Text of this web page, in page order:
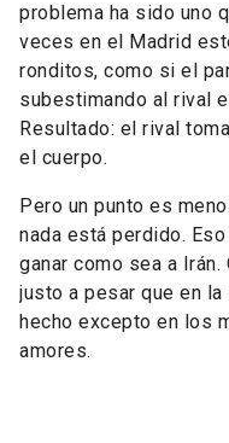
problema ha sido uno
veces en el Madrid
ronditos, como si el
subestimando al rival
Resultado: el rival
el cuerpo.
Pero un punto es
nada está perdido.
ganar como sea a
justo a pesar que en
hecho excepto en los
amores.